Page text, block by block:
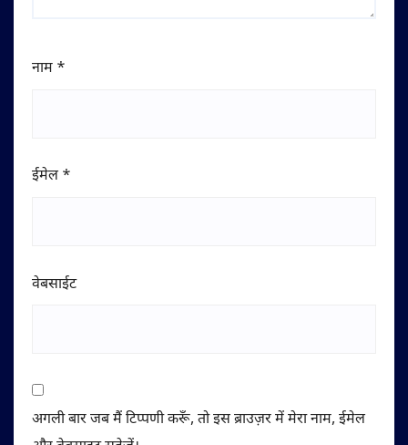
नाम *
ईमेल *
वेबसाईट
अगली बार जब मैं टिप्पणी करूँ, तो इस ब्राउज़र में मेरा नाम, ईमेल